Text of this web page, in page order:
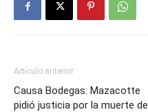
Artículo anterior
Causa Bodegas: Mazacotte
pidió justicia por la muerte de